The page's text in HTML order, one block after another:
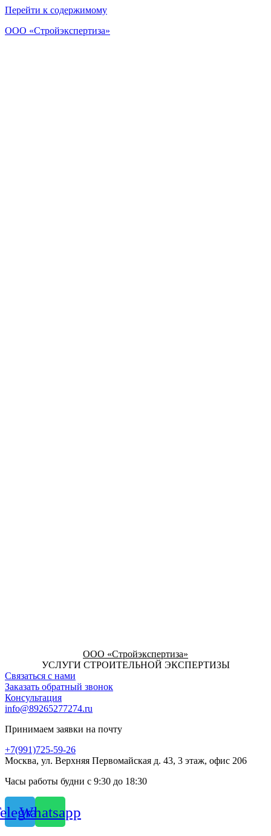
Перейти к содержимому
ООО «Стройэкспертиза»
ООО «Стройэкспертиза»
УСЛУГИ СТРОИТЕЛЬНОЙ ЭКСПЕРТИЗЫ
Связаться с нами
Заказать обратный звонок
Консультация
info@89265277274.ru
Принимаем заявки на почту
+7(991)725-59-26
Москва, ул. Верхняя Первомайская д. 43, 3 этаж, офис 206
Часы работы будни с 9:30 до 18:30
Whatsapp